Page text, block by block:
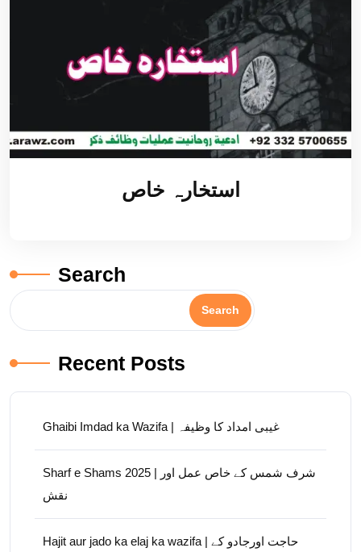
استخارہ خاص
Search
Search
Recent Posts
Ghaibi Imdad ka Wazifa | غیبی امداد کا وظیفہ
Sharf e Shams 2025 | شرف شمس کے خاص عمل اور
نقش
Hajit aur jado ka elaj ka wazifa | حاجت اورجادو کے